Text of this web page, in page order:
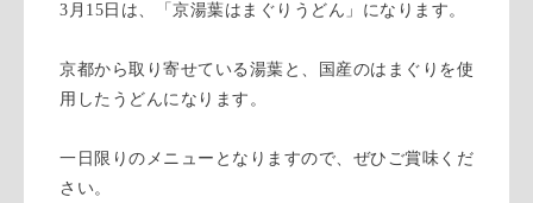
3月15日は、「京湯葉はまぐりうどん」になります。
京都から取り寄せている湯葉と、国産のはまぐりを使
用したうどんになります。
一日限りのメニューとなりますので、ぜひご賞味くだ
さい。